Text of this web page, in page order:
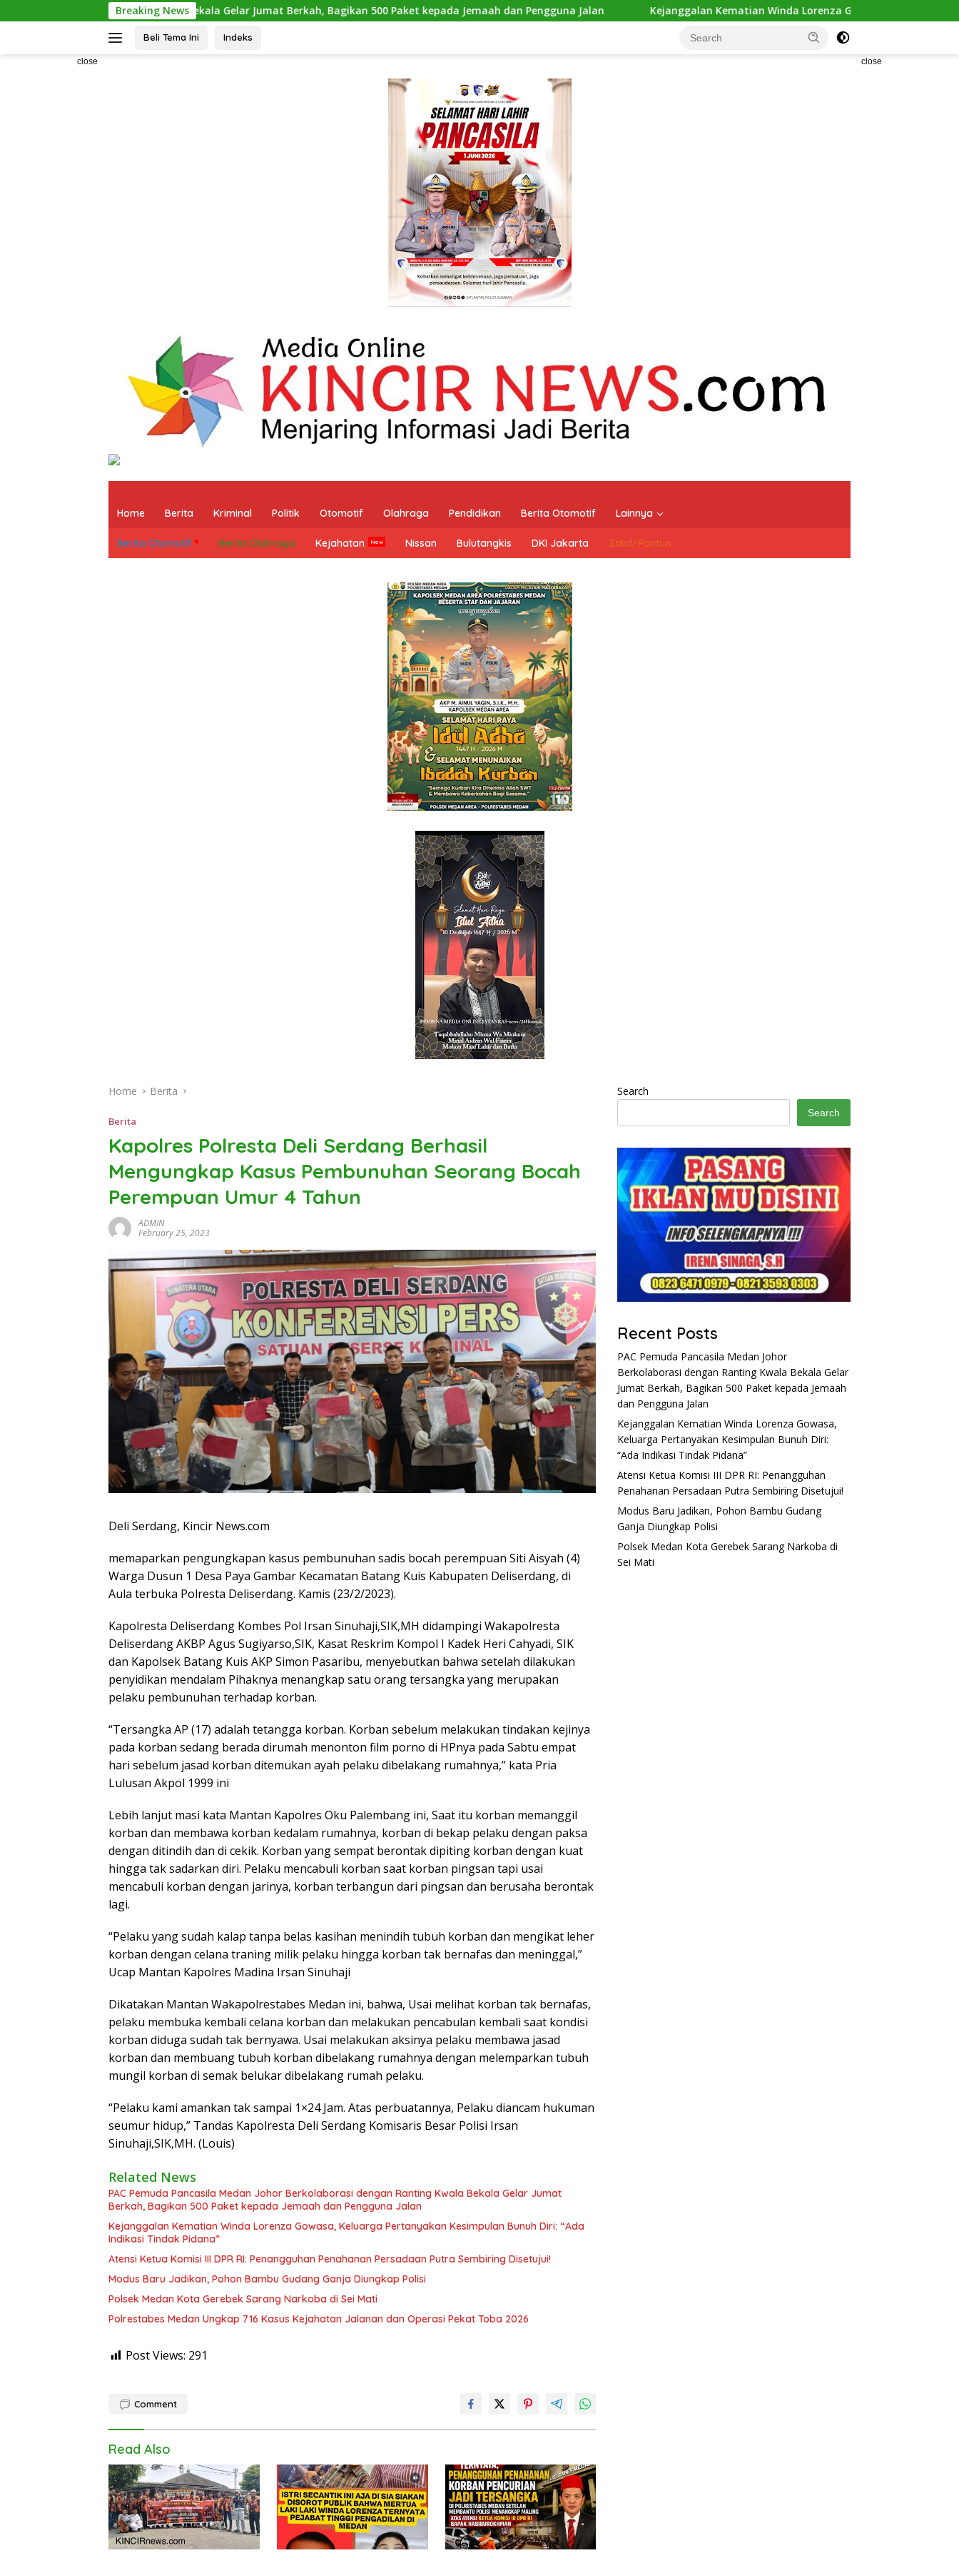
to
Breaking News
Kwala Bekala Gelar Jumat Berkah, Bagikan 500 Paket kepada Jemaah dan Pengguna Jalan Kejanggalan Kematian Winda Lorenza Gowasa, Keluarga Pertanyakan Kesimpulan
Beli Tema Ini Indeks
close> close
Home Berita Kriminal Politik Otomotif Olahraga Pendidikan Berita Otomotif Lainnya
Berita Otomotif Berita Olahraga Kejahatan Nissan Bulutangkis DKI Jakarta Zalal/Pantun
Home Berita
Berita
Kapolres Polresta Deli Serdang Berhasil
Mengungkap Kasus Pembunuhan Seorang Bocah
Perempuan Umur 4 Tahun
ADMIN
February 25, 2023
Deli Serdang, Kincir News.com
memaparkan pengungkapan kasus pembunuhan sadis bocah perempuan Siti Aisyah (4)
Warga Dusun 1 Desa Paya Gambar Kecamatan Batang Kuis Kabupaten Deliserdang, di
Aula terbuka Polresta Deliserdang. Kamis (23/2/2023).
Kapolresta Deliserdang Kombes Pol Irsan Sinuhaji,SIK,MH didampingi Wakapolresta
Deliserdang AKBP Agus Sugiyarso,SIK, Kasat Reskrim Kompol I Kadek Heri Cahyadi, SIK
dan Kapolsek Batang Kuis AKP Simon Pasaribu, menyebutkan bahwa setelah dilakukan
penyidikan mendalam Pihaknya menangkap satu orang tersangka yang merupakan
pelaku pembunuhan terhadap korban.
“Tersangka AP (17) adalah tetangga korban. Korban sebelum melakukan tindakan kejinya
pada korban sedang berada dirumah menonton film porno di HPnya pada Sabtu empat
hari sebelum jasad korban ditemukan ayah pelaku dibelakang rumahnya,” kata Pria
Lulusan Akpol 1999 ini
Lebih lanjut masi kata Mantan Kapolres Oku Palembang ini, Saat itu korban memanggil
korban dan membawa korban kedalam rumahnya, korban di bekap pelaku dengan paksa
dengan ditindih dan di cekik. Korban yang sempat berontak dipiting korban dengan kuat
hingga tak sadarkan diri. Pelaku mencabuli korban saat korban pingsan tapi usai
mencabuli korban dengan jarinya, korban terbangun dari pingsan dan berusaha berontak
lagi.
“Pelaku yang sudah kalap tanpa belas kasihan menindih tubuh korban dan mengikat leher
korban dengan celana traning milik pelaku hingga korban tak bernafas dan meninggal,”
Ucap Mantan Kapolres Madina Irsan Sinuhaji
Dikatakan Mantan Wakapolrestabes Medan ini, bahwa, Usai melihat korban tak bernafas,
pelaku membuka kembali celana korban dan melakukan pencabulan kembali saat kondisi
korban diduga sudah tak bernyawa. Usai melakukan aksinya pelaku membawa jasad
korban dan membuang tubuh korban dibelakang rumahnya dengan melemparkan tubuh
mungil korban di semak belukar dibelakang rumah pelaku.
“Pelaku kami amankan tak sampai 1×24 Jam. Atas perbuatannya, Pelaku diancam hukuman
seumur hidup,” Tandas Kapolresta Deli Serdang Komisaris Besar Polisi Irsan
Sinuhaji,SIK,MH. (Louis)
Related News
PAC Pemuda Pancasila Medan Johor Berkolaborasi dengan Ranting Kwala Bekala Gelar Jumat
Berkah, Bagikan 500 Paket kepada Jemaah dan Pengguna Jalan
Kejanggalan Kematian Winda Lorenza Gowasa, Keluarga Pertanyakan Kesimpulan Bunuh Diri: “Ada
Indikasi Tindak Pidana”
Atensi Ketua Komisi III DPR RI: Penangguhan Penahanan Persadaan Putra Sembiring Disetujui!
Modus Baru Jadikan, Pohon Bambu Gudang Ganja Diungkap Polisi
Polsek Medan Kota Gerebek Sarang Narkoba di Sei Mati
Polrestabes Medan Ungkap 716 Kasus Kejahatan Jalanan dan Operasi Pekat Toba 2026
Post Views: 291
Comment
Read Also
Search
Search
Recent Posts
PAC Pemuda Pancasila Medan Johor
Berkolaborasi dengan Ranting Kwala Bekala Gelar
Jumat Berkah, Bagikan 500 Paket kepada Jemaah
dan Pengguna Jalan
Kejanggalan Kematian Winda Lorenza Gowasa,
Keluarga Pertanyakan Kesimpulan Bunuh Diri:
“Ada Indikasi Tindak Pidana”
Atensi Ketua Komisi III DPR RI: Penangguhan
Penahanan Persadaan Putra Sembiring Disetujui!
Modus Baru Jadikan, Pohon Bambu Gudang
Ganja Diungkap Polisi
Polsek Medan Kota Gerebek Sarang Narkoba di
Sei Mati